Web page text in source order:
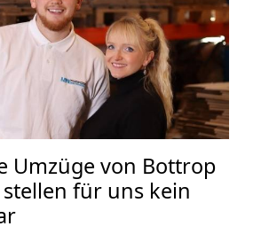
Umzüge von Bottrop
für uns kein